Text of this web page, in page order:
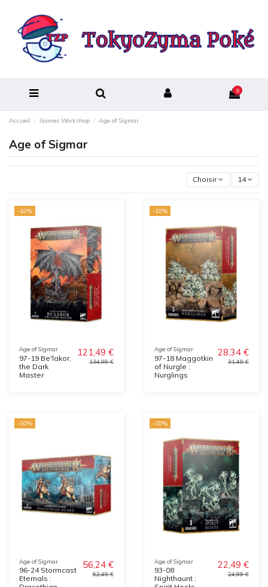
0
Accueil Games Workshop Age of Sigmar
Age of Sigmar
Choisir 14
-10%
Age of Sigmar
97-19 Be'lakor,
the Dark
Master
121,49 €
134,99 €
-10%
Age of Sigmar
97-18 Maggotkin
of Nurgle :
Nurglings
28,34 €
31,49 €
-10%
Age of Sigmar
96-24 Stormcast
Eternals :
56,24 €
62,49 €
-10%
Age of Sigmar
93-08
Nighthaunt :
22,49 €
24,99 €